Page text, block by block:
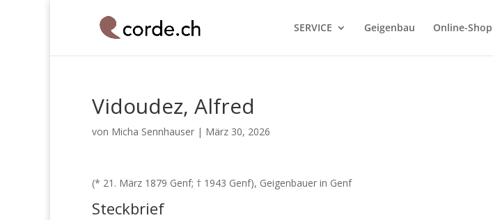
SERVICE Geigenbau Online-Shop
Vidoudez, Alfred
von Micha Sennhauser | März 30, 2026
(* 21. März 1879 Genf; † 1943 Genf), Geigenbauer in Genf
Steckbrief